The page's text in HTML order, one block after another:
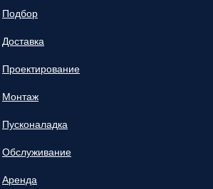
Подбор
Доставка
Проектирование
Монтаж
Пусконаладка
Обслуживание
Аренда